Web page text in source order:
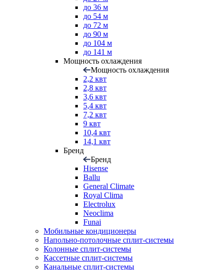
до 36 м
до 54 м
до 72 м
до 90 м
до 104 м
до 141 м
Мощность охлаждения
Мощность охлаждения
2,2 квт
2,8 квт
3,6 квт
5,4 квт
7,2 квт
9 квт
10,4 квт
14,1 квт
Бренд
Бренд
Hisense
Ballu
General Climate
Royal Clima
Electrolux
Neoclima
Funai
Мобильные кондиционеры
Напольно-потолоч​ные ​сплит-системы
Колонные ​​сплит-системы
Кассетные сплит-системы
Канальные сплит-системы